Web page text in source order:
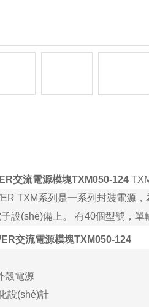
交流電源模塊TXM050-124
TXM系列是一系列封裝電源
設(shè)備上。 有40個型號
交流電源模塊TXM050-124
殼電源
設(shè)計